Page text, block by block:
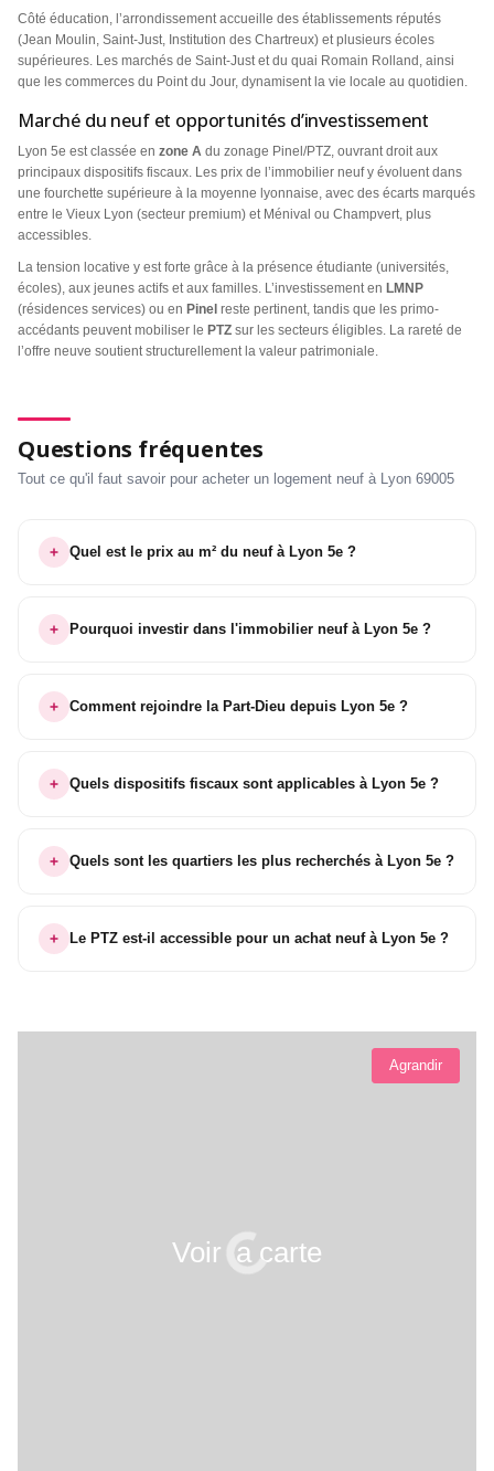
Côté éducation, l’arrondissement accueille des établissements réputés
(Jean Moulin, Saint-Just, Institution des Chartreux) et plusieurs écoles
supérieures. Les marchés de Saint-Just et du quai Romain Rolland, ainsi
que les commerces du Point du Jour, dynamisent la vie locale au quotidien.
Marché du neuf et opportunités d’investissement
Lyon 5e est classée en zone A du zonage Pinel/PTZ, ouvrant droit aux
principaux dispositifs fiscaux. Les prix de l’immobilier neuf y évoluent dans
une fourchette supérieure à la moyenne lyonnaise, avec des écarts marqués
entre le Vieux Lyon (secteur premium) et Ménival ou Champvert, plus
accessibles.
La tension locative y est forte grâce à la présence étudiante (universités,
écoles), aux jeunes actifs et aux familles. L’investissement en LMNP
(résidences services) ou en Pinel reste pertinent, tandis que les primo-
accédants peuvent mobiliser le PTZ sur les secteurs éligibles. La rareté de
l’offre neuve soutient structurellement la valeur patrimoniale.
Questions fréquentes
Tout ce qu'il faut savoir pour acheter un logement neuf à Lyon 69005
Quel est le prix au m² du neuf à Lyon 5e ?
Pourquoi investir dans l'immobilier neuf à Lyon 5e ?
Comment rejoindre la Part-Dieu depuis Lyon 5e ?
Quels dispositifs fiscaux sont applicables à Lyon 5e ?
Quels sont les quartiers les plus recherchés à Lyon 5e ?
Le PTZ est-il accessible pour un achat neuf à Lyon 5e ?
Voir la carte
Agrandir